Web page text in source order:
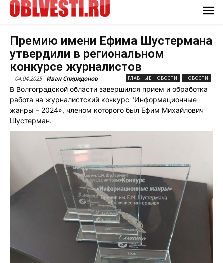
Премию имени Ефима Шустермана
утвердили в региональном
конкурсе журналистов
04.04.2025 Иван Спиридонов ГЛАВНЫЕ НОВОСТИ НОВОСТИ
В Волгоградской области завершился прием и обработка
работа на журналистский конкурс "Информационные
жанры – 2024», членом которого был Ефим Михайлович
Шустерман.